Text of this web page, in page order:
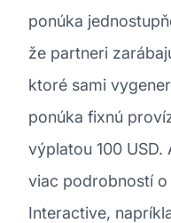
ponúka
že partneri
ktoré sami
ponúka fixnú
výplatou 100
viac podrobností
Interactive,